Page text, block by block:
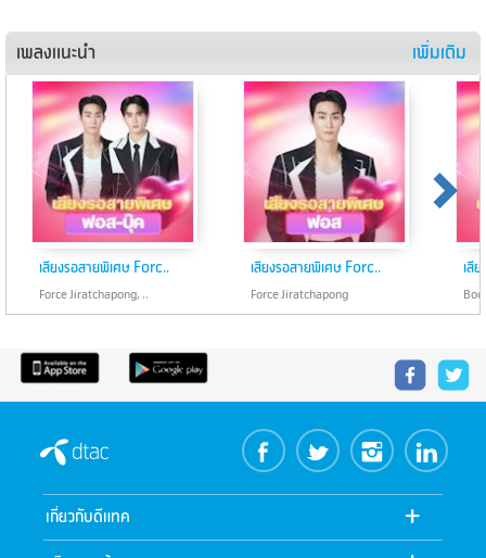
เพลงแนะนำ เพิ่มเติม
เสียงรอสายพิเศษ Forc..
Force Jiratchapong, ..
เสียงรอสายพิเศษ Forc..
Force Jiratchapong
เสี
dtac
เกี่ยวกับดีแทค